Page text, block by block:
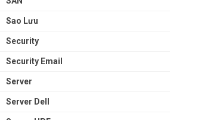
Sao Lưu
Security
Security Email
Server
Server Dell